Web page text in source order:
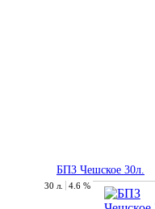
БПЗ Чешское 30л.
30 л. 4.6 %